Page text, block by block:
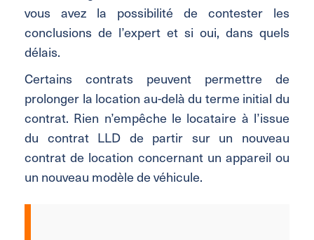
vous avez la possibilité de contester les
conclusions de l’expert et si oui, dans quels
délais.
Certains contrats peuvent permettre de
prolonger la location au-delà du terme initial du
contrat. Rien n’empêche le locataire à l’issue
du contrat LLD de partir sur un nouveau
contrat de location concernant un appareil ou
un nouveau modèle de véhicule.